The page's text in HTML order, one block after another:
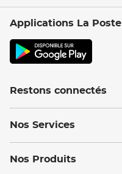
Applications La Poste
Restons connectés
Nos Services
Nos Produits